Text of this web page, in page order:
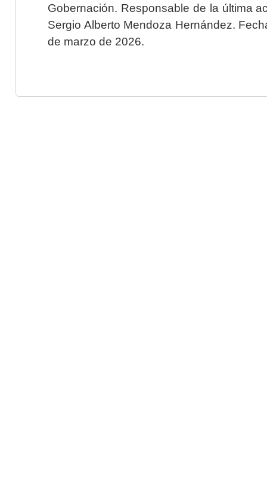
Gobernación. Responsable de la última
Sergio Alberto Mendoza Hernández.
de marzo de 2026.